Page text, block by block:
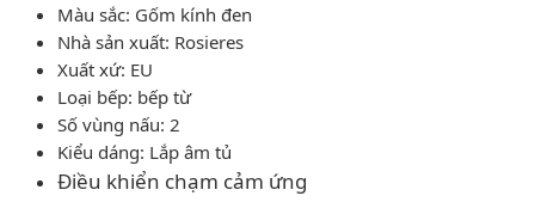
Màu sắc: Gốm kính đen
Nhà sản xuất: Rosieres
Xuất xứ: EU
Loại bếp: bếp từ
Số vùng nấu: 2
Kiểu dáng: Lắp âm tủ
Điều khiển chạm cảm ứng